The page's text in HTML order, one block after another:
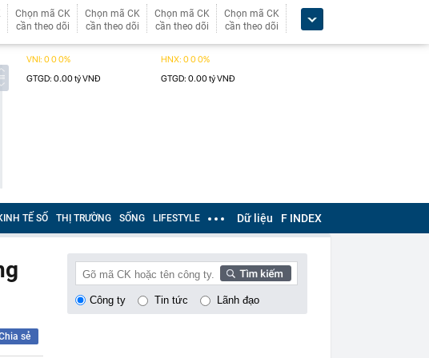
Chọn mã CK
cần theo dõi
Chọn mã CK
cần theo dõi
Chọn mã CK
cần theo dõi
Chọn mã CK
cần theo dõi
TẾ SỐ THỊ TRƯỜNG SỐNG LIFESTYLE Dữ liệu F INDEX
sẻ
Công ty Tin tức Lãnh đạo